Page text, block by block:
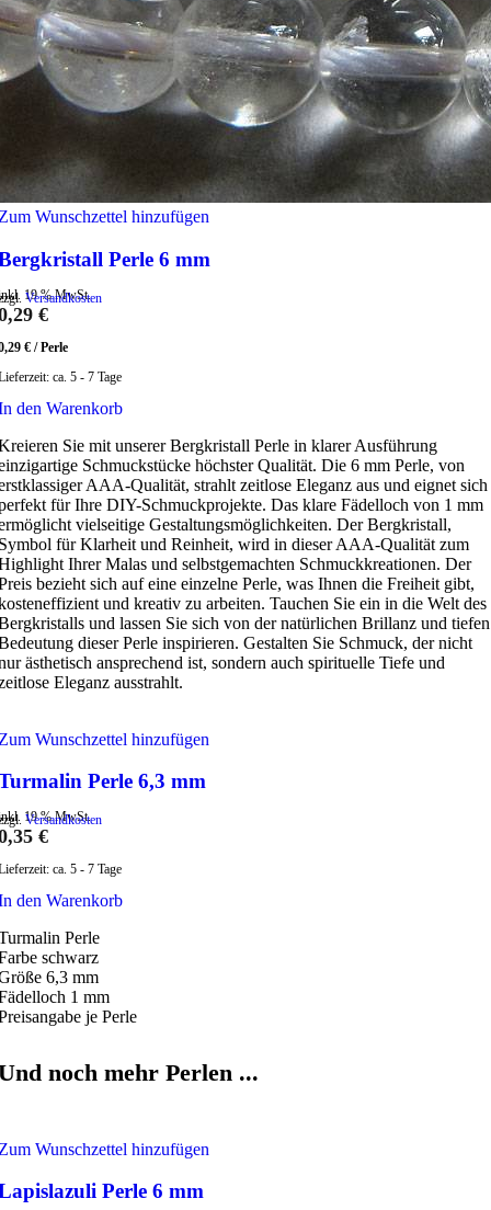
Wunschzettel hinzufügen
Perle 6 mm
19 % MwSt.
Versandkosten
€
€ /Perle
ca. 5 - 7 Tage
den Warenkorb
Sie mit unserer Bergkristall Perle in klarer Ausführung
Schmuckstücke höchster Qualität. Die 6 mm Perle, von
AAA-Qualität, strahlt zeitlose Eleganz aus und eignet sich
für Ihre DIY-Schmuckprojekte. Das klare Fädelloch von 1 mm
vielseitige Gestaltungsmöglichkeiten. Der Bergkristall,
für Klarheit und Reinheit, wird in dieser AAA-Qualität zum
Ihrer Malas und selbstgemachten Schmuckkreationen. Der
bezieht sich auf eine einzelne Perle, was Ihnen die Freiheit gibt,
und kreativ zu arbeiten. Tauchen Sie ein in die Welt des
und lassen Sie sich von der natürlichen Brillanz und tiefen
dieser Perle inspirieren. Gestalten Sie Schmuck, der nicht
ästhetisch ansprechend ist, sondern auch spirituelle Tiefe und
Eleganz ausstrahlt.
Wunschzettel hinzufügen
Perle 6,3 mm
19 % MwSt.
Versandkosten
€
ca. 5 - 7 Tage
den Warenkorb
Perle
schwarz
6,3 mm
1 mm
je Perle
noch mehr Perlen ...
Wunschzettel hinzufügen
Perle 6 mm